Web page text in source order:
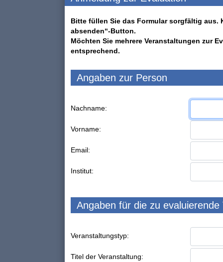
Bitte füllen Sie das Formular sorgfältig aus.
absenden“-Button.
Möchten Sie mehrere Veranstaltungen zur
entsprechend.
Angaben zur Person
Nachname:
Vorname:
Email:
Institut:
Angaben für die zu evaluierende
Veranstaltungstyp:
Titel der Veranstaltung: